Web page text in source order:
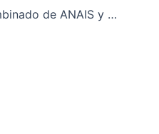
Un análisis combinado de ANAIS y COSINE rechaza la interpretación en términos de una señal de materia oscura de los resultados del experimento DAMA/LIBRA